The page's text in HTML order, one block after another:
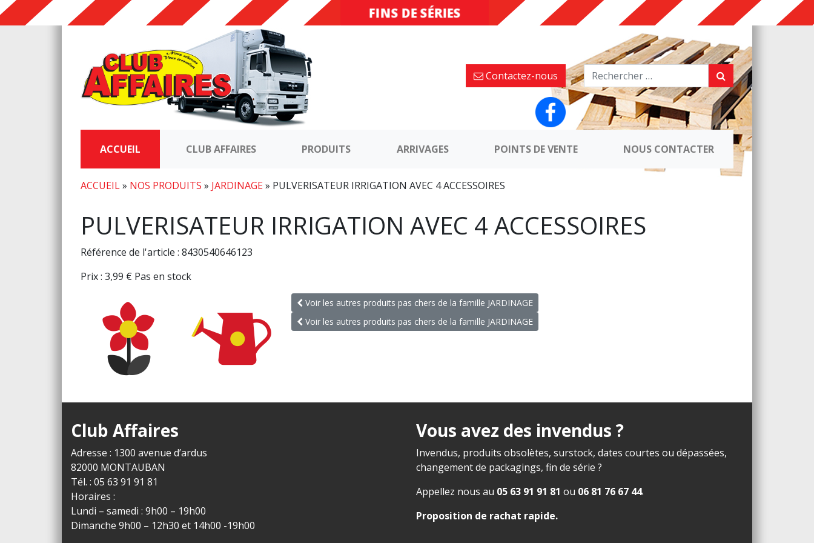
DESTOCKAGE
FINS DE SÉRIES
Contactez-nous
ACCUEIL CLUB AFFAIRES PRODUITS ARRIVAGES POINTS DE VENTE NOUS CONTACTER
ACCUEIL» NOS PRODUITS » JARDINAGE» PULVERISATEUR IRRIGATION AVEC 4 ACCESSOIRES
PULVERISATEUR IRRIGATION AVEC 4 ACCESSOIRES
Référence de l'article : 8430540646123
Prix : 3,99 € Pas en stock
Voir les autres produits pas chers de la famille JARDINAGE
Voir les autres produits pas chers de la famille JARDINAGE
Club Affaires
Adresse : 1300 avenue d’ardus
82000 MONTAUBAN
Tél. : 05 63 91 91 81
Horaires :
Lundi – samedi : 9h00 – 19h00
Dimanche 9h00 – 12h30 et 14h00 -19h00
Vous avez des invendus ?
Invendus, produits obsolètes, surstock, dates courtes ou dépassées,
changement de packagings, fin de série ?
Appellez nous au 05 63 91 91 81 ou 06 81 76 67 44.
Proposition de rachat rapide.